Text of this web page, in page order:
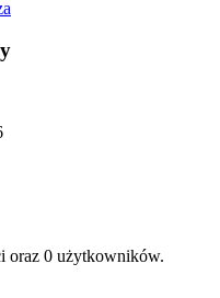
oraz 0 użytkowników.